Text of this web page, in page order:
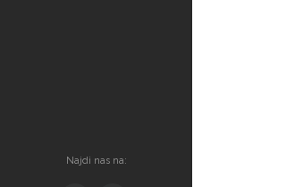
Najdi nas na: